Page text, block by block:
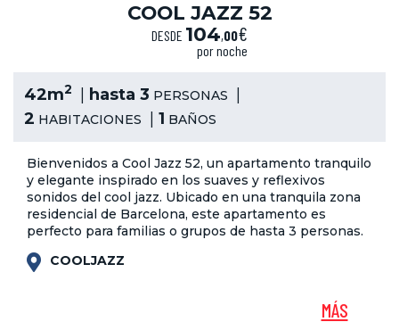
COOL JAZZ 52
DESDE 104,00€
por noche
42m2 hasta 3 PERSONAS
2 HABITACIONES 1 BAÑOS
Bienvenidos a Cool Jazz 52, un apartamento tranquilo
y elegante inspirado en los suaves y reflexivos
sonidos del cool jazz. Ubicado en una tranquila zona
residencial de Barcelona, este apartamento es
perfecto para familias o grupos de hasta 3 personas.
COOLJAZZ
MÁS